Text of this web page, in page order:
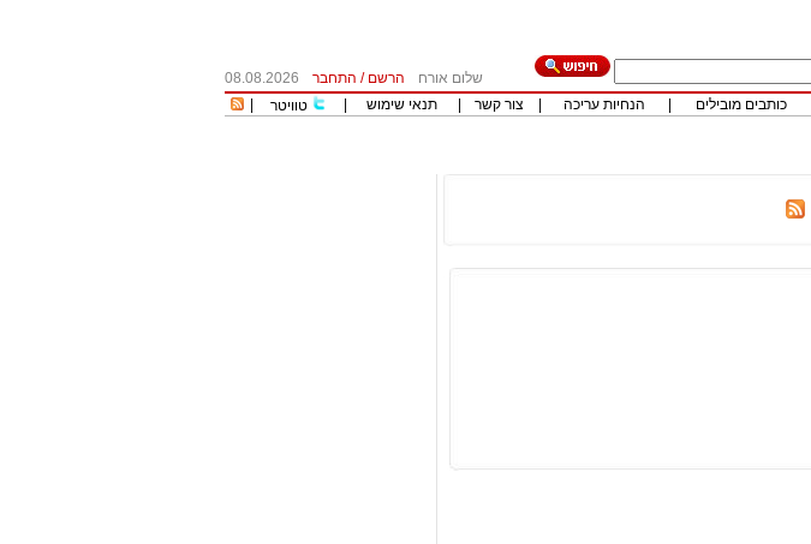
שלום אורח הרשם / התחבר
08.08.2026
כותבים מובילים הנחיות עריכה צור קשר תנאי שימוש טוויטר